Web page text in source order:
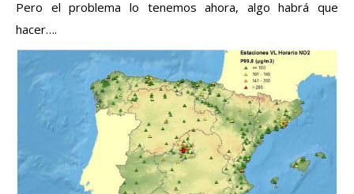
Pero el problema lo tenemos ahora, algo habrá que
hacer….